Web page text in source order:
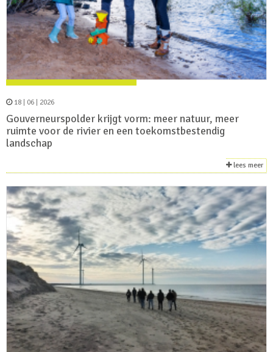
18 | 06 | 2026
Gouverneurspolder krijgt vorm: meer natuur, meer
ruimte voor de rivier en een toekomstbestendig
landschap
lees meer